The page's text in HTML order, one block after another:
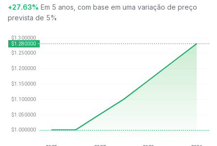
+27.63% Em 5 anos, com base em uma variação de preço
prevista de 5%